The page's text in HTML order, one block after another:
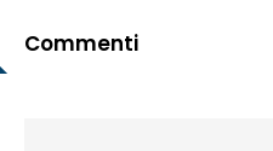
Commenti